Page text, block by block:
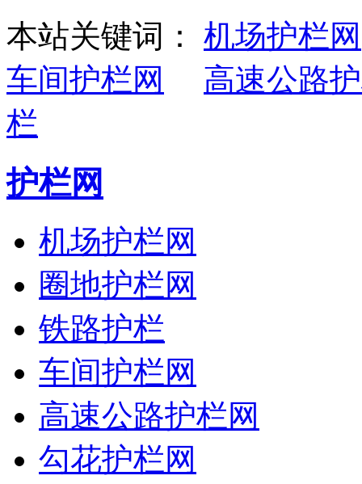
本站关键词： 机场护栏网
车间护栏网
高速公路
栏
护栏网
机场护栏网
圈地护栏网
铁路护栏
车间护栏网
高速公路护栏网
勾花护栏网